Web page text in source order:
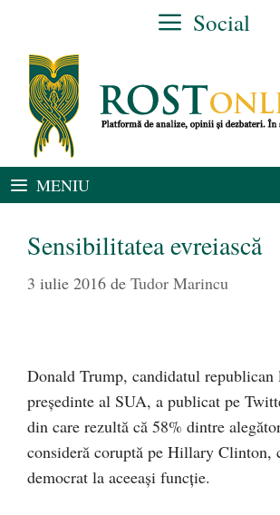
conținut
Social
MENIU
Sensibilitatea evreiască
3 iulie 2016 de Tudor Marincu
Donald Trump, candidatul republican
președinte al SUA, a publicat pe
din care rezultă că 58% dintre
consideră coruptă pe Hillary Clinton,
democrat la aceeași funcție.